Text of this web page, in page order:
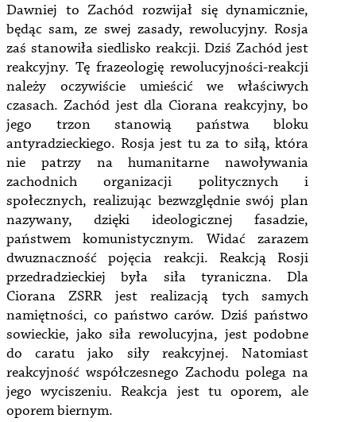
Dawniej to Zachód rozwijał się dynamicznie,
będąc sam, ze swej zasady, rewolucyjny. Rosja
zaś stanowiła siedlisko reakcji. Dziś Zachód jest
reakcyjny. Tę frazeologię rewolucyjności-reakcji
należy oczywiście umieścić we właściwych
czasach. Zachód jest dla Ciorana reakcyjny, bo
jego trzon stanowią państwa bloku
antyradzieckiego. Rosja jest tu za to siłą, która
nie patrzy na humanitarne nawoływania
zachodnich organizacji politycznych i
społecznych, realizując bezwzględnie swój plan
nazywany, dzięki ideologicznej fasadzie,
państwem komunistycznym. Widać zarazem
dwuznaczność pojęcia reakcji. Reakcją Rosji
przedradzieckiej była siła tyraniczna. Dla
Ciorana ZSRR jest realizacją tych samych
namiętności, co państwo carów. Dziś państwo
sowieckie, jako siła rewolucyjna, jest podobne
do caratu jako siły reakcyjnej. Natomiast
reakcyjność współczesnego Zachodu polega na
jego wyciszeniu. Reakcja jest tu oporem, ale
oporem biernym.